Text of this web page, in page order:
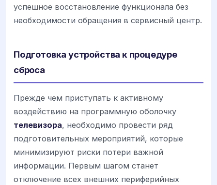
успешное восстановление функционала без
необходимости обращения в сервисный центр.
Подготовка устройства к процедуре
сброса
Прежде чем приступать к активному
воздействию на программную оболочку
телевизора, необходимо провести ряд
подготовительных мероприятий, которые
минимизируют риски потери важной
информации. Первым шагом станет
отключение всех внешних периферийных